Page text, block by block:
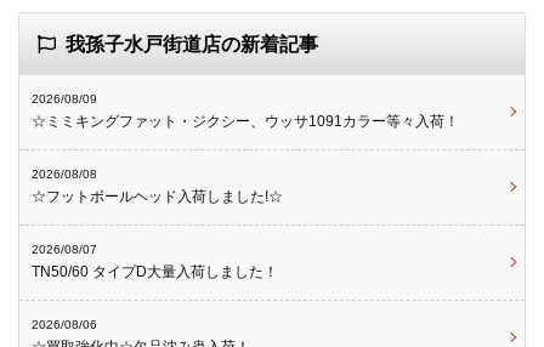
我孫子水戸街道店の新着記事
2026/08/09
☆ミミキングファット・ジクシー、ウッサ1091カラー等々入荷！
2026/08/08
☆フットボールヘッド入荷しました!☆
2026/08/07
TN50/60 タイプD大量入荷しました！
2026/08/06